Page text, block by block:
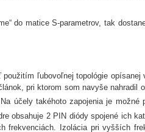
do matice S-parametrov, tak
ľubovoľnej topológie opísanej
pri ktorom som navyše nahradil
účely takéhoto zapojenia je možné
obsahuje 2 PIN diódy spojené ich
frekvenciách. Izolácia pri vyšších